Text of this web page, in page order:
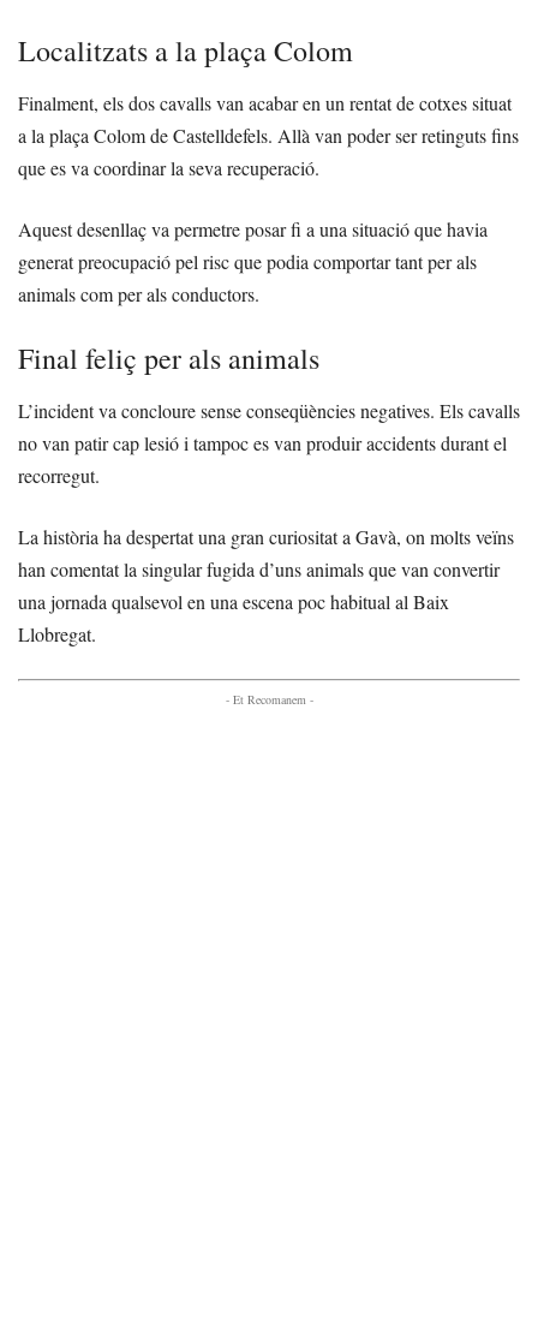
Localitzats a la plaça Colom
Finalment, els dos cavalls van acabar en un rentat de cotxes situat
a la plaça Colom de Castelldefels. Allà van poder ser retinguts fins
que es va coordinar la seva recuperació.
Aquest desenllaç va permetre posar fi a una situació que havia
generat preocupació pel risc que podia comportar tant per als
animals com per als conductors.
Final feliç per als animals
L’incident va concloure sense conseqüències negatives. Els cavalls
no van patir cap lesió i tampoc es van produir accidents durant el
recorregut.
La història ha despertat una gran curiositat a Gavà, on molts veïns
han comentat la singular fugida d’uns animals que van convertir
una jornada qualsevol en una escena poc habitual al Baix
Llobregat.
- Et Recomanem -